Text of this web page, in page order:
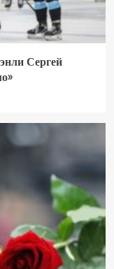
Сергей